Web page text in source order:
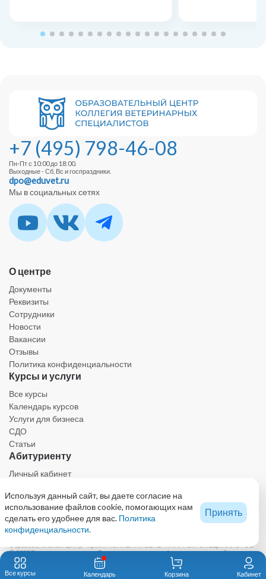
+7 (495) 798-46-08
Пн-Пт с 10:00 до 18:00.
Выходные - Сб, Вс и госпраздники.
dpo@eduvet.ru
Мы в социальных сетях
О центре
Документы
Реквизиты
Сотрудники
Новости
Вакансии
Отзывы
Политика конфиденциальности
Курсы и услуги
Все курсы
Календарь курсов
Услуги для бизнеса
СДО
Статьи
Абитуриенту
Личный кабинет
Ресурсы
Техническая поддержка
Образовательный центр - проект КОЛЛЕГИИ ВЕТЕРИНАРНЫХ СПЕЦИАЛИСТОВ
© 2023 Все права защищены. При использовании любых материалов сайта,
включая графику и тексты, активная ссылка на eduvet.ru обязательна.
Автономная некоммерческая организация дополнительного профессионального
образования «Первый ветеринарный институт им. В.Н. Митина»123592, Москва, ул.
Все курсы Календарь Корзина Кабинет
Используя данный сайт, вы даете согласие на
использование файлов cookie, помогающих нам
сделать его удобнее для вас. Политика
конфиденциальности.
Принять